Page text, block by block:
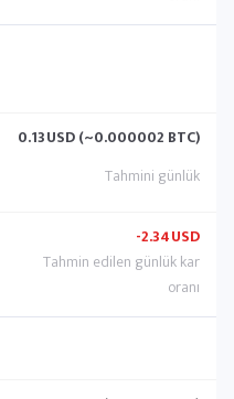
0.13USD (~0.000002 BTC)
-2.34USD